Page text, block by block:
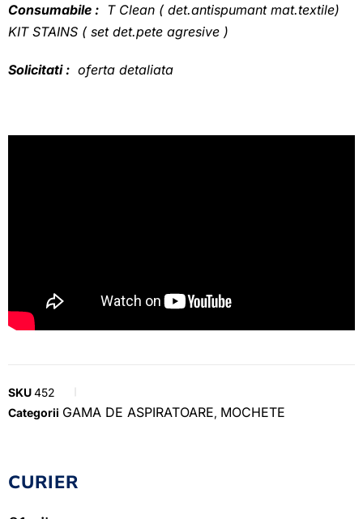
Consumabile : T Clean ( det.antispumant mat.textile)
KIT STAINS ( set det.pete agresive )
Solicitati : oferta detaliata
SKU452
Categorii GAMA DE ASPIRATOARE, MOCHETE
CURIER